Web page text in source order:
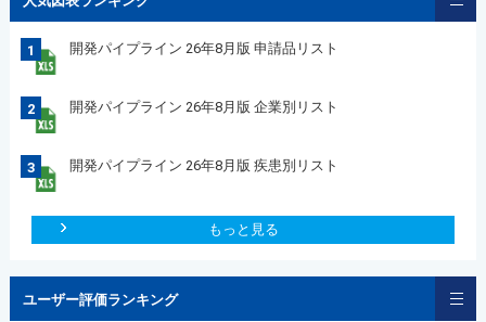
1 開発パイプライン 26年8月版 申請品リスト
2 開発パイプライン 26年8月版 企業別リスト
3 開発パイプライン 26年8月版 疾患別リスト
もっと見る
ユーザー評価ランキング